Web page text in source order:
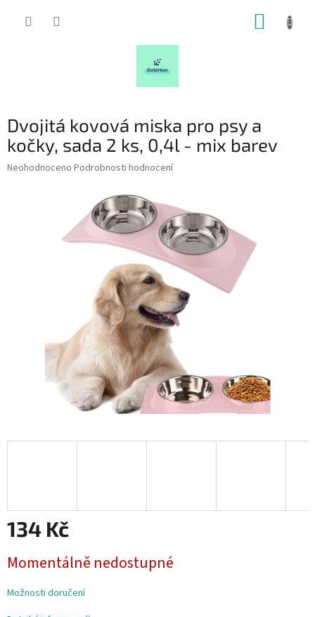
Dvojitá kovová miska pro psy a
kočky, sada 2 ks, 0,4l - mix barev
Průměrné
Neohodnoceno Podrobnosti hodnocení
134 Kč
cena:
Momentálně nedostupné
Možnosti doručení